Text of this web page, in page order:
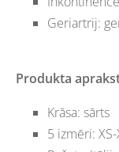
Geriartrij:
Produkta
Krāsa: sārts
5 izmēri: XS-